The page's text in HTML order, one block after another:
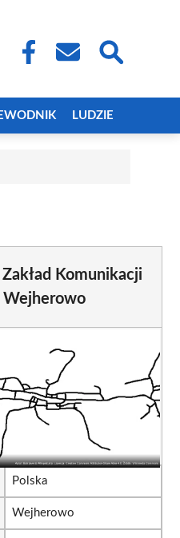
LUDZIE
Komunikacji
Wejherowo
Polska
Wejherowo